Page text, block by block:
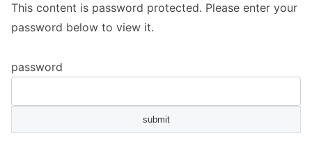
This content is password protected. Please enter your
password below to view it.
password